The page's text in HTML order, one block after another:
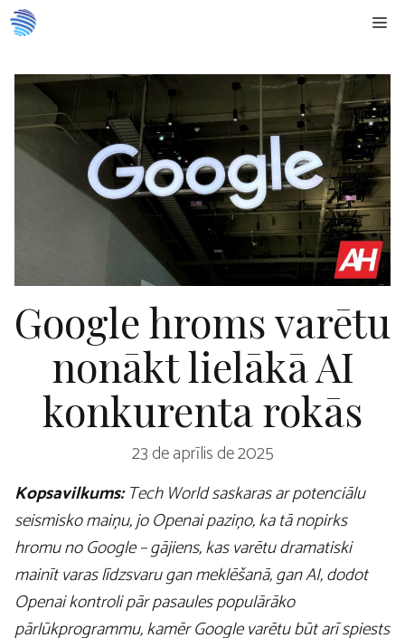
Doties
uz
Google hroms varētu
nonākt lielākā AI
konkurenta rokās
23 de aprīlis de 2025
Kopsavilkums:Tech World saskaras ar potenciālu
seismisko maiņu, jo Openai paziņo, ka tā nopirks
hromu no Google – gājiens, kas varētu dramatiski
mainīt varas līdzsvaru gan meklēšanā, gan AI, dodot
Openai kontroli pār pasaules populārāko
pārlūkprogrammu, kamēr Google varētu būt arī spiests